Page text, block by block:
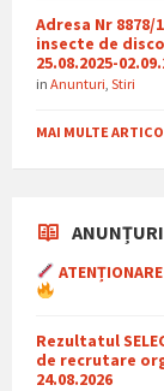
Adresa Nr
insecte de
25.08.2025-
in Anunturi Stiri
MAI MULTE
ANUNȚURI
Rezultatul
de recrutare
24.08.2026